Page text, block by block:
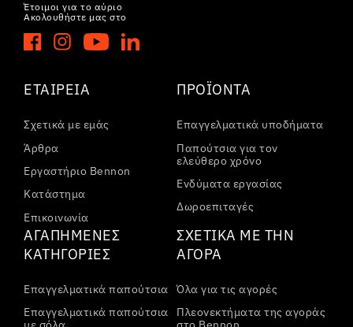
Έτοιμοι για το αύριο
Ακολουθήστε μας στο
ΕΤΑΙΡΕΊΑ
Σχετικά με εμάς
Άρθρα
Εργαστήριο Bennon
Κατάστημα
Επικοινωνία
ΠΡΟΪΌΝΤΑ
Επαγγελματικά υποδήματα
Παπούτσια για τον
ελεύθερο χρόνο
Ενδύματα εργασίας
Δωροεπιταγές
ΑΓΑΠΗΜΈΝΕΣ
ΚΑΤΗΓΟΡΊΕΣ
Επαγγελματικά παπούτσια
Επαγγελματικά παπούτσια
ΣΧΕΤΙΚΆ ΜΕ ΤΗΝ
ΑΓΟΡΆ
Όλα για τις αγορές
Πλεονεκτήματα της αγοράς